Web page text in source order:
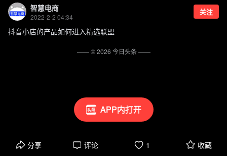
APP内打开
智慧电商
2022-2-2 04:34
关注
抖音小店的产品如何进入精选联盟
分享 评论 1 收藏
—— ©2026 今日头条——